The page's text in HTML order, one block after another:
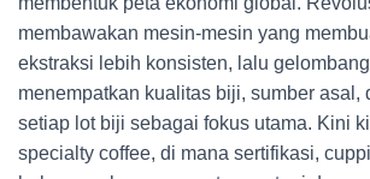
membawakan mesin-mesin yang
ekstraksi lebih konsisten, lalu
menempatkan kualitas biji, sumber asal,
setiap lot biji sebagai fokus utama. Kini
specialty coffee, di mana sertifikasi,